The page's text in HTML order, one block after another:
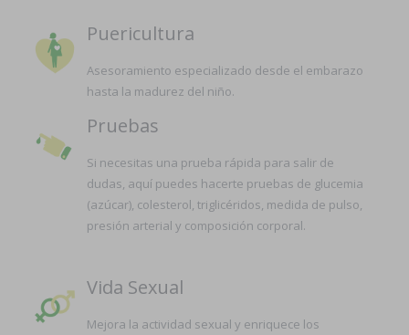
Puericultura
Asesoramiento especializado desde el embarazo
hasta la madurez del niño.
Pruebas
Si necesitas una prueba rápida para salir de
dudas, aquí puedes hacerte pruebas de glucemia
(azúcar), colesterol, triglicéridos, medida de pulso,
presión arterial y composición corporal.
Vida Sexual
Mejora la actividad sexual y enriquece los